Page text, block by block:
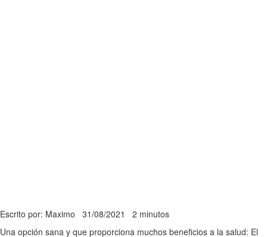
Escrito por: Maximo 31/08/2021 2 minutos
Una opción sana y que proporciona muchos beneficios a la salud: El